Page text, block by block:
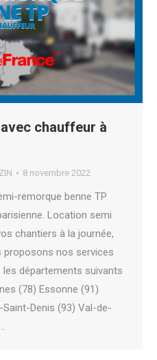
chauffeur à
8 novembre 2022
remorque benne TP
Location semi
chantiers à la journée,
proposons nos services
départements suivants
(78) Essonne (91)
Denis (93) Val-de-